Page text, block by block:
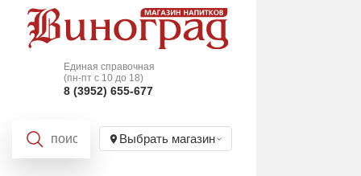
Единая справочная
(пн-пт с 10 до 18)
8 (3952) 655-677
Выбрать магазин